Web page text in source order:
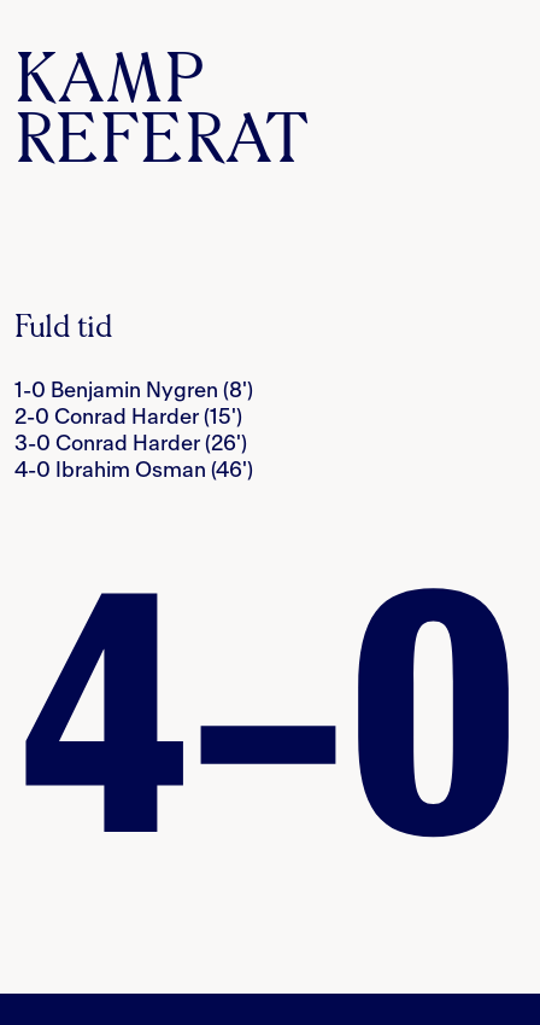
KAMP
REFERAT
Fuld tid
1-0 Benjamin Nygren (8')
2-0 Conrad Harder (15')
3-0 Conrad Harder (26')
4-0 Ibrahim Osman (46')
4–0